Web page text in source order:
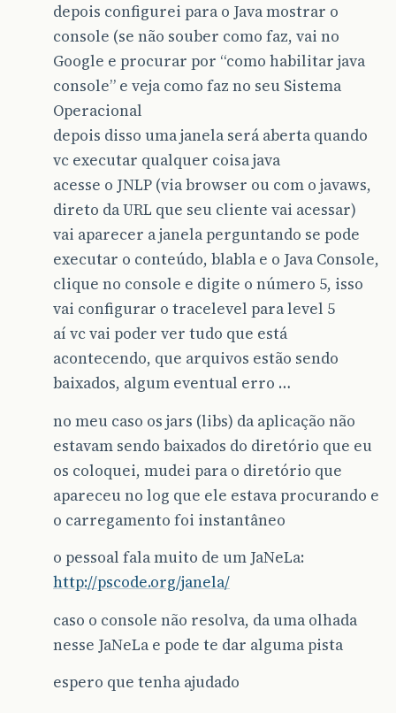
depois configurei para o Java mostrar o
console (se não souber como faz, vai no
Google e procurar por “como habilitar java
console” e veja como faz no seu Sistema
Operacional
depois disso uma janela será aberta quando
vc executar qualquer coisa java
acesse o JNLP (via browser ou com o javaws,
direto da URL que seu cliente vai acessar)
vai aparecer a janela perguntando se pode
executar o conteúdo, blabla e o Java Console,
clique no console e digite o número 5, isso
vai configurar o tracelevel para level 5
aí vc vai poder ver tudo que está
acontecendo, que arquivos estão sendo
baixados, algum eventual erro …
no meu caso os jars (libs) da aplicação não
estavam sendo baixados do diretório que eu
os coloquei, mudei para o diretório que
apareceu no log que ele estava procurando e
o carregamento foi instantâneo
o pessoal fala muito de um JaNeLa:
http://pscode.org/janela/
caso o console não resolva, da uma olhada
nesse JaNeLa e pode te dar alguma pista
espero que tenha ajudado